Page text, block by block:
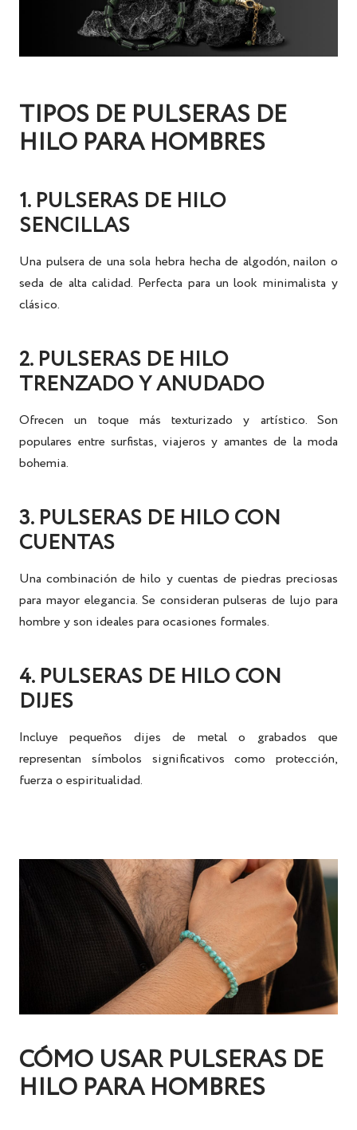
TIPOS DE PULSERAS DE
HILO PARA HOMBRES
1. PULSERAS DE HILO
SENCILLAS
Una pulsera de una sola hebra hecha de algodón, nailon o
seda de alta calidad. Perfecta para un look minimalista y
clásico.
2. PULSERAS DE HILO
TRENZADO Y ANUDADO
Ofrecen un toque más texturizado y artístico. Son
populares entre surfistas, viajeros y amantes de la moda
bohemia.
3. PULSERAS DE HILO CON
CUENTAS
Una combinación de hilo y cuentas de piedras preciosas
para mayor elegancia. Se consideran pulseras de lujo para
hombre y son ideales para ocasiones formales.
4. PULSERAS DE HILO CON
DIJES
Incluye pequeños dijes de metal o grabados que
representan símbolos significativos como protección,
fuerza o espiritualidad.
CÓMO USAR PULSERAS DE
HILO PARA HOMBRES